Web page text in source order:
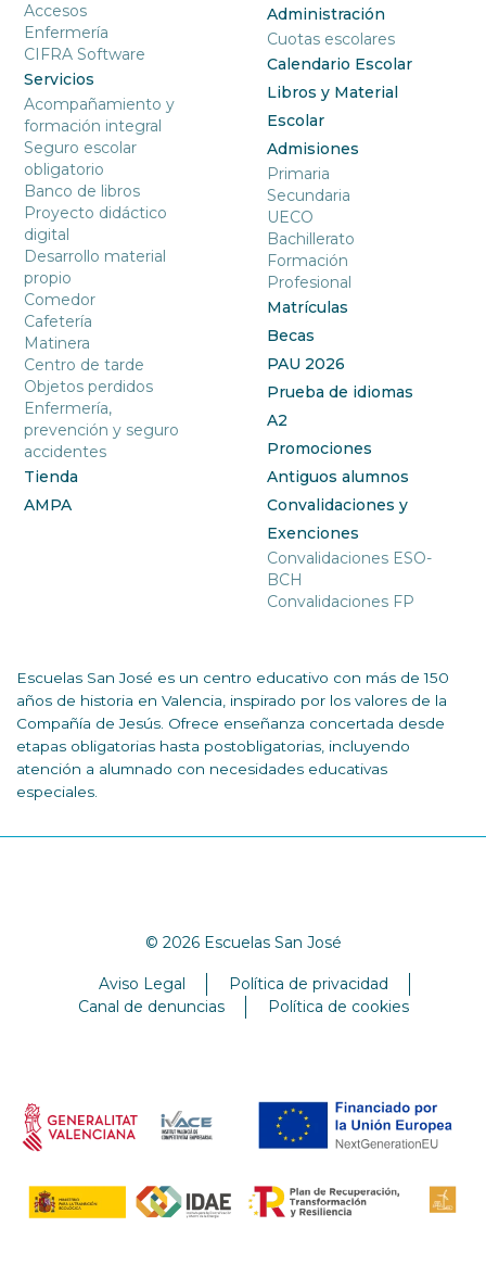
Accesos
Enfermería
CIFRA Software
Servicios
Acompañamiento y
formación integral
Seguro escolar
obligatorio
Banco de libros
Proyecto didáctico
digital
Desarrollo material
propio
Comedor
Cafetería
Matinera
Centro de tarde
Objetos perdidos
Enfermería,
prevención y seguro
accidentes
Tienda
AMPA
Administración
Cuotas escolares
Calendario Escolar
Libros y Material
Escolar
Admisiones
Primaria
Secundaria
UECO
Bachillerato
Formación
Profesional
Matrículas
Becas
PAU 2026
Prueba de idiomas
A2
Promociones
Antiguos alumnos
Convalidaciones y
Exenciones
Convalidaciones ESO-
BCH
Convalidaciones FP
Escuelas San José es un centro educativo con más de 150
años de historia en Valencia, inspirado por los valores de la
Compañía de Jesús. Ofrece enseñanza concertada desde
etapas obligatorias hasta postobligatorias, incluyendo
atención a alumnado con necesidades educativas
especiales.
© 2026 Escuelas San José
Aviso Legal
Política de privacidad
Canal de denuncias
Política de cookies